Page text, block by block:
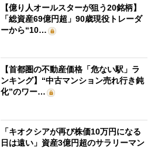
【億り人オールスターが狙う20銘柄】
「総資産69億円超」90歳現役トレーダ
ーから“10…
【首都圏の不動産価格「危ない駅」ラ
ンキング】“中古マンション売れ行き鈍
化”のワー…
「キオクシアが再び株価10万円になる
日は遠い」資産3億円超のサラリーマン